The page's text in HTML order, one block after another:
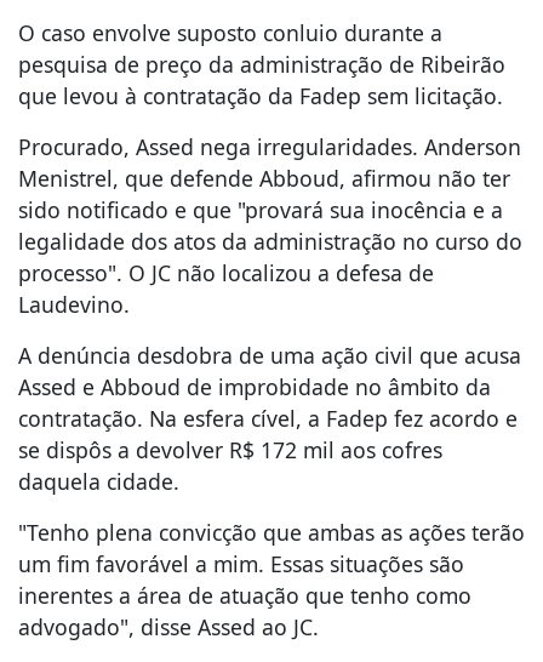
O caso envolve suposto conluio durante a
pesquisa de preço da administração de Ribeirão
que levou à contratação da Fadep sem licitação.
Procurado, Assed nega irregularidades. Anderson
Menistrel, que defende Abboud, afirmou não ter
sido notificado e que "provará sua inocência e a
legalidade dos atos da administração no curso do
processo". O JC não localizou a defesa de
Laudevino.
A denúncia desdobra de uma ação civil que acusa
Assed e Abboud de improbidade no âmbito da
contratação. Na esfera cível, a Fadep fez acordo e
se dispôs a devolver R$ 172 mil aos cofres
daquela cidade.
"Tenho plena convicção que ambas as ações terão
um fim favorável a mim. Essas situações são
inerentes a área de atuação que tenho como
advogado", disse Assed ao JC.